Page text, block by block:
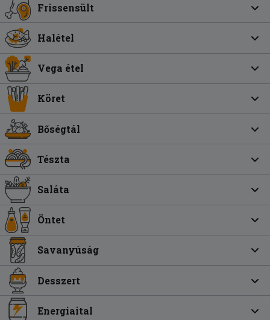
Frissensült
Halétel
Vega étel
Köret
Bőségtál
Tészta
Saláta
Öntet
Savanyúság
Desszert
Energiaital